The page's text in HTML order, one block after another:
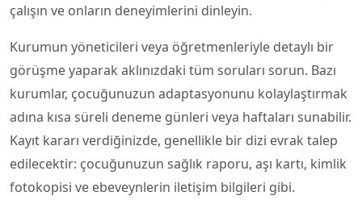
çalışın ve onların deneyimlerini dinleyin.
Kurumun yöneticileri veya öğretmenleriyle detaylı bir
görüşme yaparak aklınızdaki tüm soruları sorun. Bazı
kurumlar, çocuğunuzun adaptasyonunu kolaylaştırmak
adına kısa süreli deneme günleri veya haftaları sunabilir.
Kayıt kararı verdiğinizde, genellikle bir dizi evrak talep
edilecektir: çocuğunuzun sağlık raporu, aşı kartı, kimlik
fotokopisi ve ebeveynlerin iletişim bilgileri gibi.